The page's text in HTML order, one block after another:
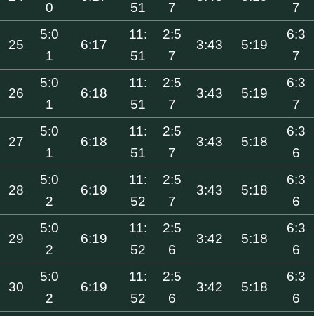
0
51
7
7
25
5:0
1
6:17
11:
51
2:5
7
3:43 5:19
6:3
7
26
5:0
1
6:18
11:
51
2:5
7
3:43 5:19
6:3
7
27
5:0
1
6:18
11:
51
2:5
7
3:43 5:18
6:3
6
28
5:0
2
6:19
11:
52
2:5
7
3:43 5:18
6:3
6
29
5:0
2
6:19
11:
52
2:5
6
3:42 5:18
6:3
6
30
5:0
2
6:19
11:
52
2:5
6
3:42 5:18
6:3
6